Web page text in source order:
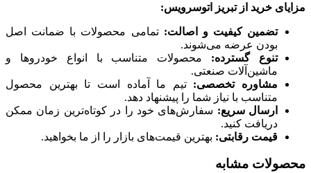
مزایای خرید از تبریز اتوسرویس:
تضمین کیفیت و اصالت: تمامی محصولات با ضمانت اصل
بودن عرضه می‌شوند.
تنوع گسترده: محصولات متناسب با انواع خودروها و
ماشین‌آلات صنعتی.
مشاوره تخصصی: تیم ما آماده است تا بهترین محصول
متناسب با نیاز شما را پیشنهاد دهد.
ارسال سریع: سفارش‌های خود را در کوتاه‌ترین زمان ممکن
دریافت کنید.
قیمت رقابتی: بهترین قیمت‌های بازار را از ما بخواهید.
محصولات مشابه